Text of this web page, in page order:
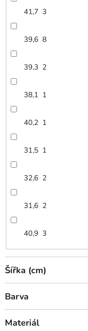
41,7 3
39,6 8
39,3 2
38,1 1
40,2 1
31,5 1
32,6 2
31,6 2
40,9 3
Šířka (cm)
Barva
Materiál